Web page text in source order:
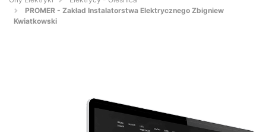
PROMER - Zakład Instalatorstwa Elektrycznego Zbigniew
Kwiatkowski